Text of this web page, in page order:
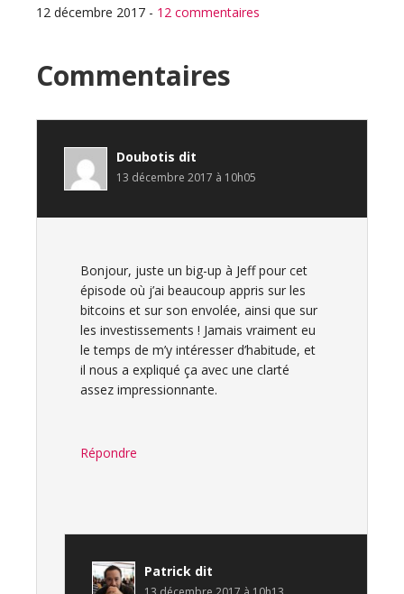
12 décembre 2017 - 12 commentaires
Interactions
du
lecteur
Commentaires
Doubotis dit
13 décembre 2017 à 10h05
Bonjour, juste un big-up à Jeff pour cet
épisode où j’ai beaucoup appris sur les
bitcoins et sur son envolée, ainsi que sur
les investissements ! Jamais vraiment eu
le temps de m’y intéresser d’habitude, et
il nous a expliqué ça avec une clarté
assez impressionnante.
Répondre
Patrick dit